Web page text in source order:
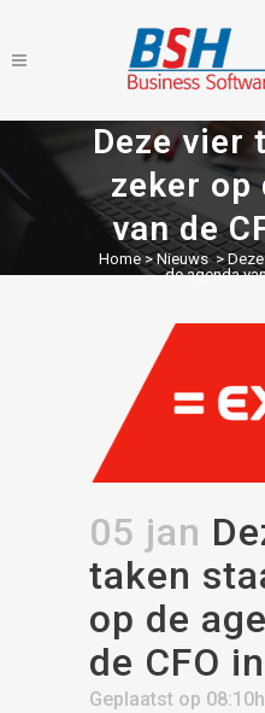
Deze vier
zeker op
van de
Home>Nieuws >
de agenda
05 jan
taken
op de
de CFO
Geplaatst op 08:10h